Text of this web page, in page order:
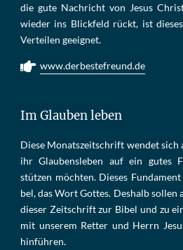
die gu­te Nach­richt von Je­sus
wie­der ins Blick­feld rückt, ist
Ver­tei­len ge­eig­net.
www.derbestefreund.de
Im Glauben leben
Die­se Mo­nats­zeit­schrift wen­det sich
ihr Glau­bens­le­ben auf ein gu­tes
stüt­zen möch­ten. Die­ses
bel, das Wort Got­tes. Des­halb sol­len
die­ser Zeit­schrift zur Bi­bel und zu
mit un­se­rem Ret­ter und Herrn
hin­füh­ren.